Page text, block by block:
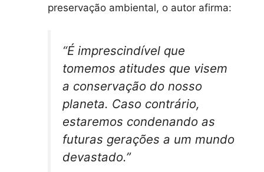
preservação ambiental, o autor afirma:
“É imprescindível que
tomemos atitudes que visem
a conservação do nosso
planeta. Caso contrário,
estaremos condenando as
futuras gerações a um mundo
devastado.”